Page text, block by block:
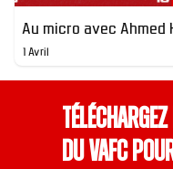
Au micro avec Ahmed
1 Avril
du VAFC